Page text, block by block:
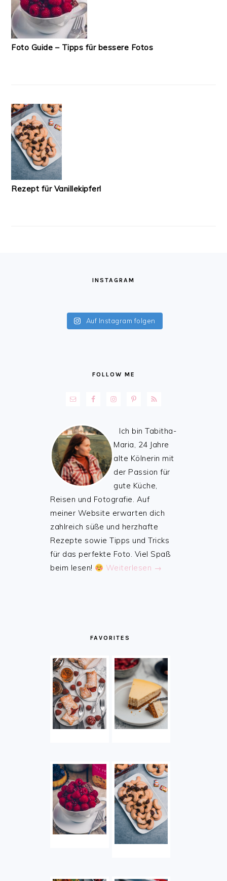
Foto Guide – Tipps für bessere Fotos
Rezept für Vanillekipferl
INSTAGRAM
Auf Instagram folgen
FOLLOW ME
Ich bin Tabitha-
Maria, 24 Jahre
alte Kölnerin mit
der Passion für
gute Küche,
Reisen und Fotografie. Auf
meiner Website erwarten dich
zahlreich süße und herzhafte
Rezepte sowie Tipps und Tricks
für das perfekte Foto. Viel Spaß
beim lesen!
Weiterlesen →
FAVORITES